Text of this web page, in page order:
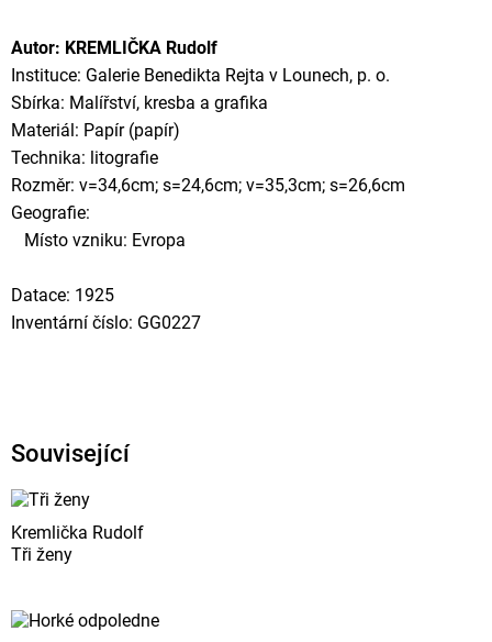
Autor: KREMLIČKA Rudolf
Instituce: Galerie Benedikta Rejta v Lounech, p. o.
Sbírka: Malířství, kresba a grafika
Materiál: Papír (papír)
Technika: litografie
Rozměr: v=34,6cm; s=24,6cm; v=35,3cm; s=26,6cm
Geografie:
Místo vzniku: Evropa
Datace: 1925
Inventární číslo: GG0227
Související
Kremlička Rudolf
Tři ženy